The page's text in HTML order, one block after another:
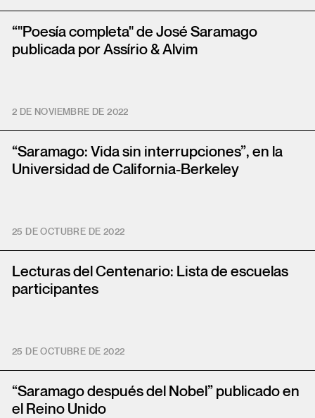
“"Poesía completa" de José Saramago
publicada por Assírio & Alvim
2 DE NOVIEMBRE DE 2022
“Saramago: Vida sin interrupciones”, en la
Universidad de California-Berkeley
25 DE OCTUBRE DE 2022
Lecturas del Centenario: Lista de escuelas
participantes
25 DE OCTUBRE DE 2022
“Saramago después del Nobel” publicado en
el Reino Unido